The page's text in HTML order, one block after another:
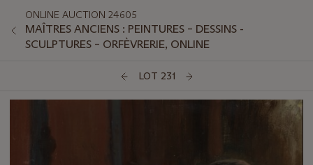
ONLINE AUCTION 24605
MAÎTRES ANCIENS : PEINTURES – DESSINS -
SCULPTURES – ORFÈVRERIE, ONLINE
LOT 231